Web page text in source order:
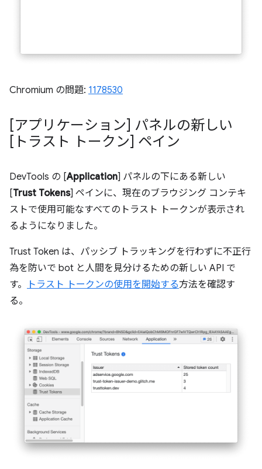
Chromium の問題: 1178530
[アプリケーション] パネルの新しい
[トラスト トークン] ペイン
DevTools の [Application] パネルの下にある新しい
[Trust Tokens] ペインに、現在のブラウジング コンテキ
ストで使用可能なすべてのトラスト トークンが表示され
るようになりました。
Trust Token は、パッシブ トラッキングを行わずに不正行
為を防いで bot と人間を見分けるための新しい API で
す。
トラスト トークンの使用を開始する方法を確認す
る。